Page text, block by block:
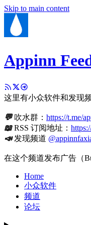
Skip to main content
Appinn
这里有小众软件和发现
💬吹水群： https://t.me/
📖RSS 订阅地址：
📣发现频道
在这个频道发布广告（
Home
小众软件
频道
论坛